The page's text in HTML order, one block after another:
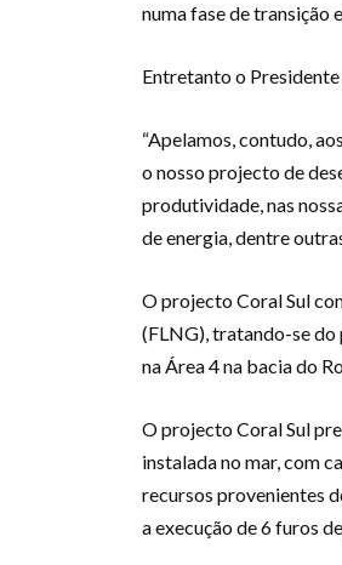
numa fase de transição
Entretanto o
“Apelamos, contudo,
o nosso projecto de
produtividade, nas
de energia, dentre
O projecto Coral Sul
(FLNG), tratando-se
na Área 4 na bacia do
O projecto Coral Sul
instalada no mar, com
recursos provenientes
a execução de 6 furos